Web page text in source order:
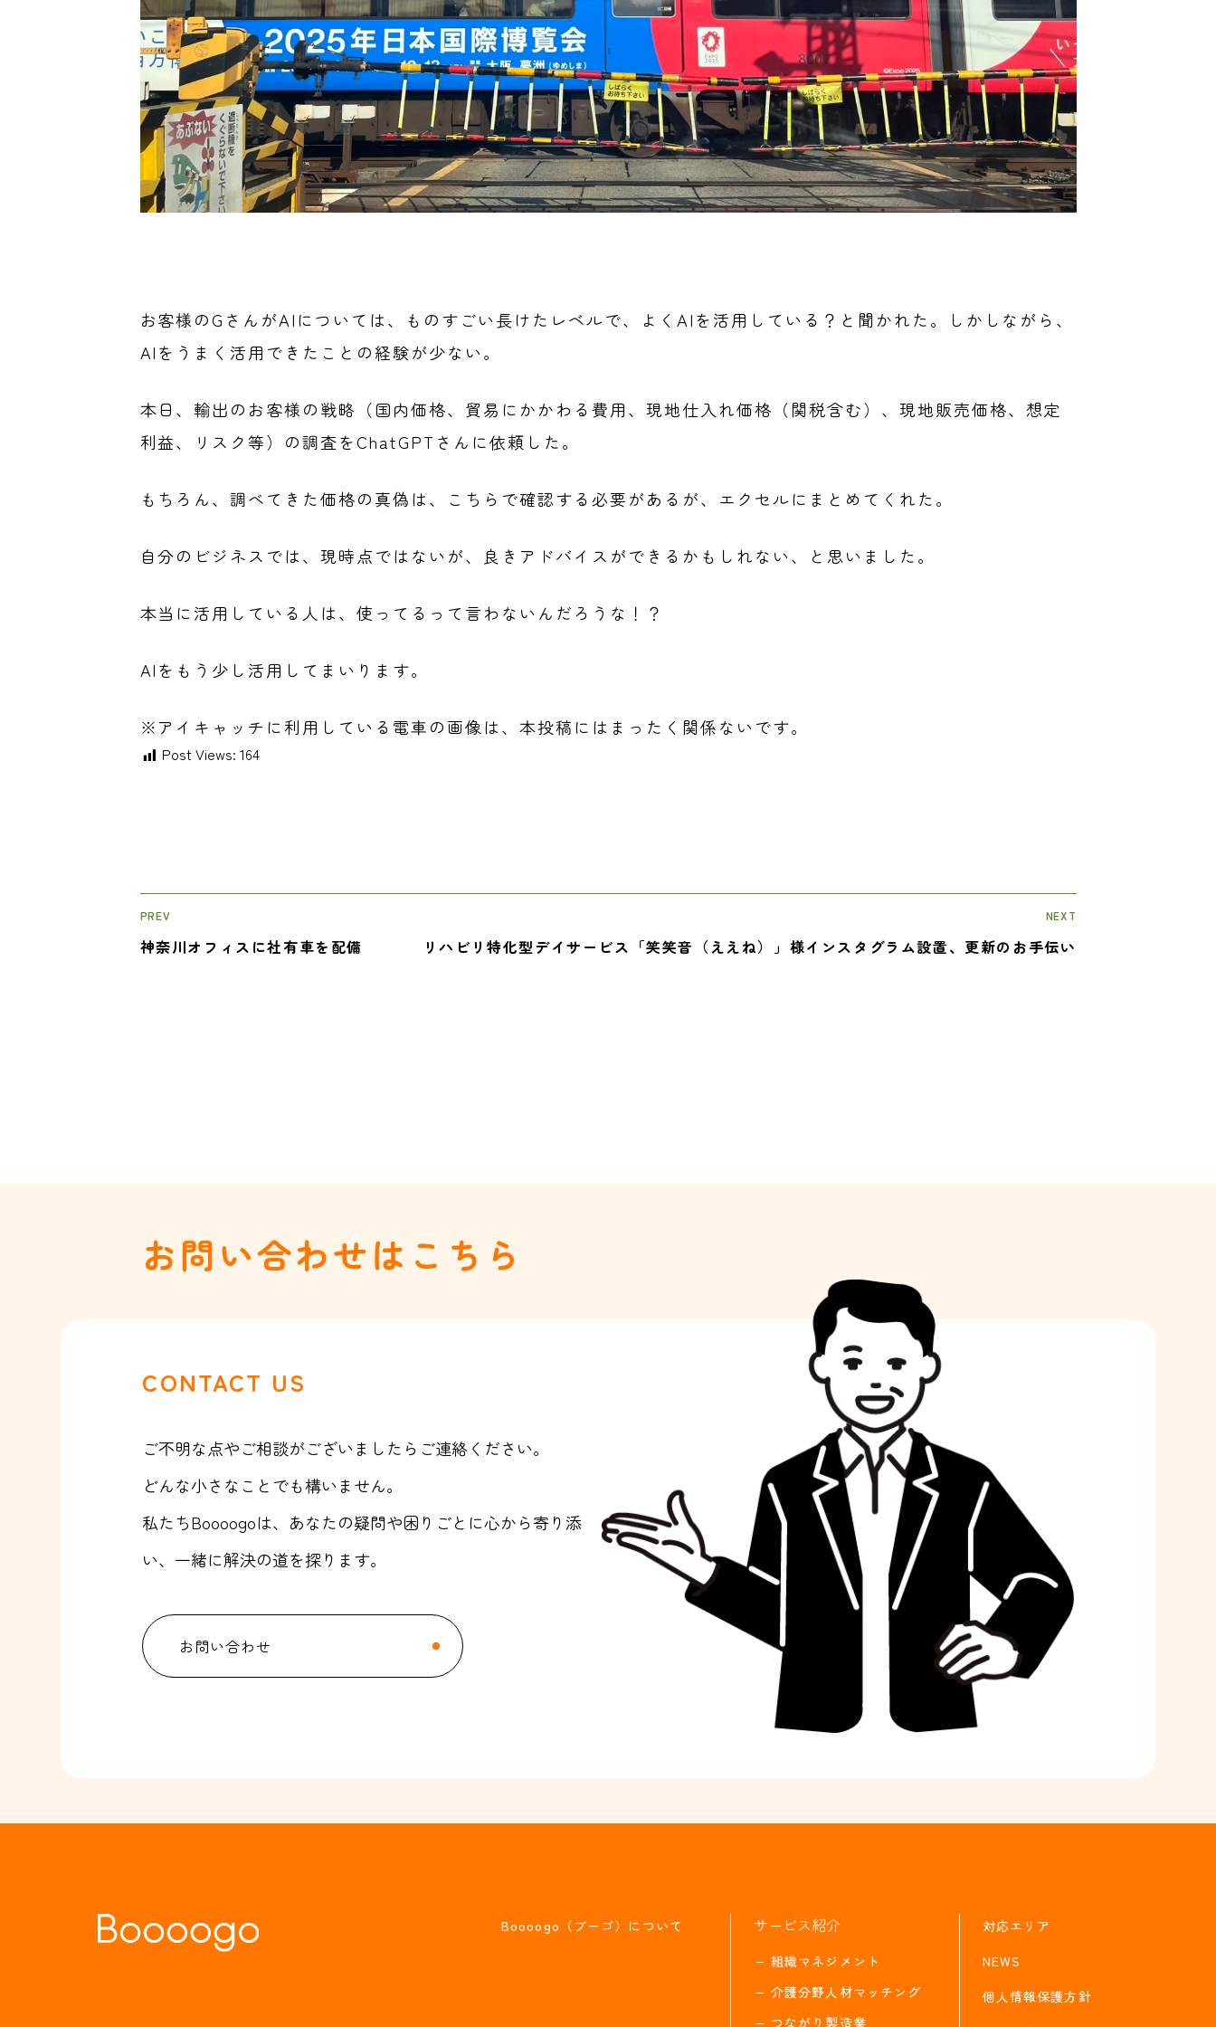
お客様のGさんがAIについては、ものすごい長けたレベルで、よくAIを活用している？と聞かれた。しかしながら、
AIをうまく活用できたことの経験が少ない。
本日、輸出のお客様の戦略（国内価格、貿易にかかわる費用、現地仕入れ価格（関税含む）、現地販売価格、想定
利益、リスク等）の調査をChatGPTさんに依頼した。
もちろん、調べてきた価格の真偽は、こちらで確認する必要があるが、エクセルにまとめてくれた。
自分のビジネスでは、現時点ではないが、良きアドバイスができるかもしれない、と思いました。
本当に活用している人は、使ってるって言わないんだろうな！？
AIをもう少し活用してまいります。
※アイキャッチに利用している電車の画像は、本投稿にはまったく関係ないです。
Post Views: 164
PREV
神奈川オフィスに社有車を配備
NEXT
リハビリ特化型デイサービス「笑笑音（ええね）」様インスタグラム設置、更新のお手伝い
お問い合わせはこちら
CONTACT US
ご不明な点やご相談がございましたらご連絡ください。
どんな小さなことでも構いません。
私たちBoooogoは、あなたの疑問や困りごとに心から寄り添
い、一緒に解決の道を探ります。
お問い合わせ
Boooogo（ブーゴ）について サービス紹介
組織マネジメント
介護分野人材マッチング
つながり製造業
対応エリア
NEWS
個人情報保護方針